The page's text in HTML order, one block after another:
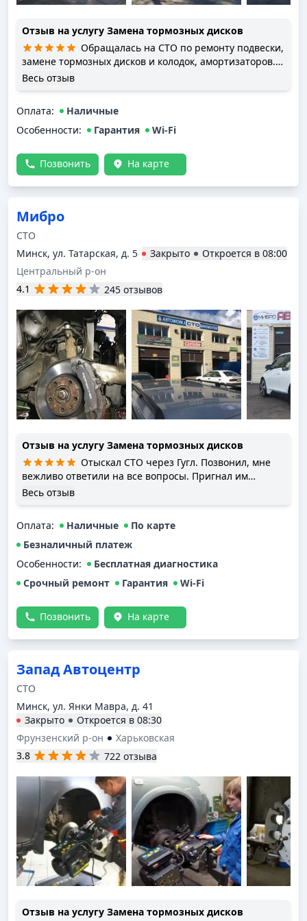
Отзыв на услугу Замена тормозных дисков
Обращалась на СТО по ремонту подвески,
замене тормозных дисков и колодок, амортизаторов.
Всё отлично сделали. В отпуске проехали более 1500
сотрудникам СТО. Успехов!
Весь отзыв
Оплата:
Наличные
Особенности:
Гарантия Wi-Fi
Позвонить На карте
Мибро
СТО
Минск, ул. Татарская, д. 5
Закрыто Откроется в 08:00
Центральный р-он
4.1
245 отзывов
Отзыв на услугу Замена тормозных дисков
Отыскал СТО через Гугл. Позвонил, мне
вежливо ответили на все вопросы. Пригнал им
машину. Оформили как у официалов. Проценили по
забрал. Мне выдали все документы. В принципе, всё
понравилось. Советую
Весь отзыв
Оплата: Наличные
По карте
Безналичный платеж
Особенности:
Бесплатная диагностика
Срочный ремонт
Гарантия Wi-Fi
Позвонить На карте
Запад Автоцентр
СТО
Минск, ул. Янки Мавра, д. 41
Закрыто
Откроется в 08:30
Фрунзенский р-он
Харьковская
3.8
722 отзыва
Отзыв на услугу Замена тормозных дисков